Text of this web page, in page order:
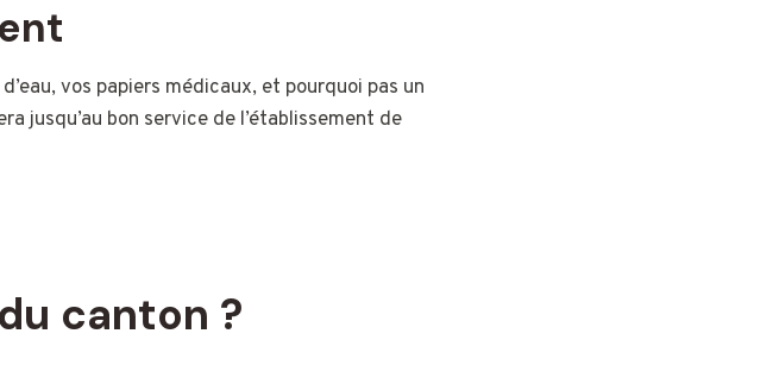
vos papiers médicaux, et pourquoi pas un
jusqu’au bon service de l’établissement de
canton ?